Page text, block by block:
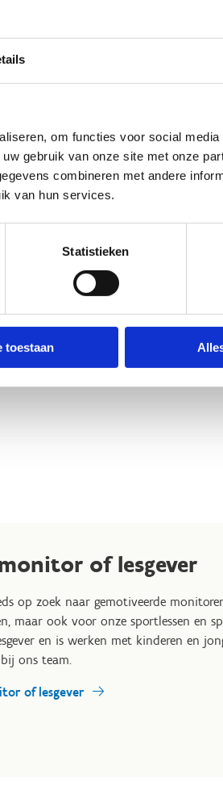
om functies voor social media
gebruik van onze site met onze
combineren met andere
van hun services.
Statistieken
toestaan
heeft,
of lesgever
op zoek naar gemotiveerde
maar ook voor onze sportlessen en
en is werken met kinderen en
ons team.
of lesgever